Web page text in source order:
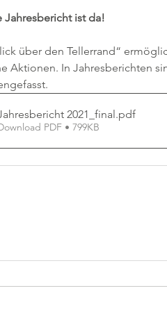
Jahresbericht ist da!
über den Tellerrand“
Aktionen. In Jahresberichten
2021_final.pdf
PDF • 799KB